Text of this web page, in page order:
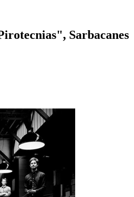
Sarbacanes